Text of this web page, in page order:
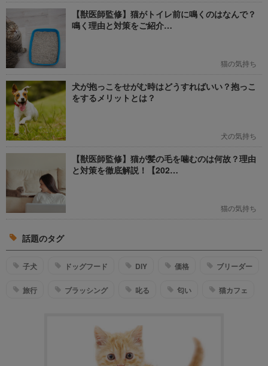
【獣医師監修】猫がトイレ前に鳴くのはなんで？
鳴く理由と対策をご紹介…
猫の気持ち
犬が抱っこをせがむ時はどうすればいい？抱っこ
をするメリットとは？
犬の気持ち
【獣医師監修】猫が髪の毛を噛むのは何故？理由
と対策を徹底解説！【202…
猫の気持ち
話題のタグ
子犬 ドッグフード DIY 価格 ブリーダー
旅行 ブラッシング 叱る 匂い 猫カフェ